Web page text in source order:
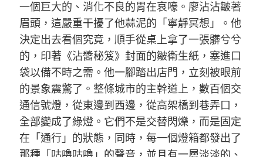
一個巨大的、消化不良的胃在哀嚎。廖沾沾皺著
眉頭，這嚴重干擾了他蒜泥的「寧靜冥想」。他
決定出去看個究竟，順手從桌上拿了一張髒兮兮
的，印著《沾醬秘笈》封面的皺衛生紙，塞進口
袋以備不時之需。他一腳踏出店門，立刻被眼前
的景象震驚了。整條城市的主幹道上，數百個交
通信號燈，從東邊到西邊，從高架橋到巷弄口，
全部變成了綠燈。它們不是交替閃爍，而是固定
在「通行」的狀態，同時，每一個燈箱都發出了